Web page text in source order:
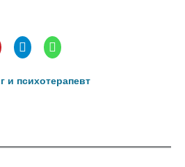
и психотерапевт